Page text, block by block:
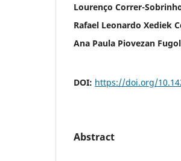
Lourenço Correr-
Rafael Leonardo Xediek
Ana Paula Piovezan
DOI: https://doi.org/
Abstract